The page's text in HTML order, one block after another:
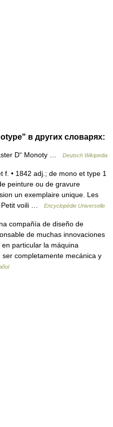
в других словарях:
D“ Monoty … Deutsch Wikipedia
• 1842 adj.; de mono et type 1
peinture ou de gravure
un exemplaire unique. Les
Petit voili …
Encyclopédie Universelle
compañía de diseño de
de muchas innovaciones
particular la máquina
completamente mecánica y